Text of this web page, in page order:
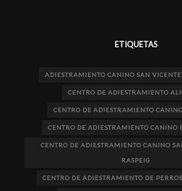
ETIQUETAS
ADIESTRAMIENTO CANINO SAN VICENTE
CENTRO DE ADIESTRAMIENTO
CENTRO DE ADIESTRAMIENTO
CENTRO DE ADIESTRAMIENTO CANINO
CENTRO DE ADIESTRAMIENTO CANINO
RASPEIG
CENTRO DE ADIESTRAMIENTO DE